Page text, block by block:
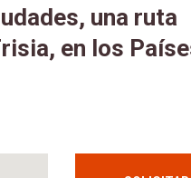
una ruta
en los